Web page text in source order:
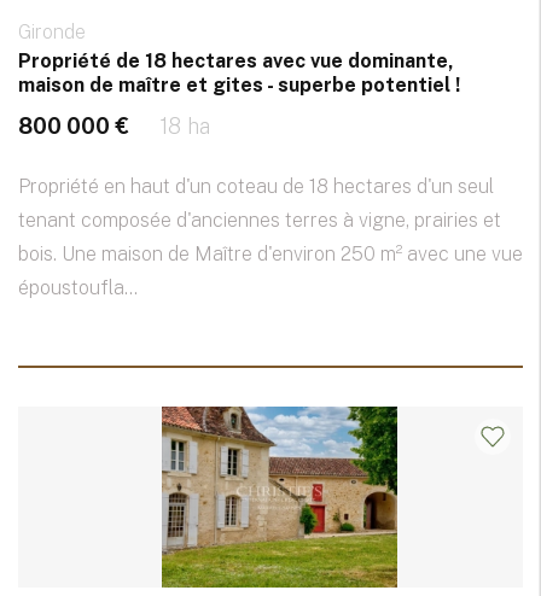
Gironde
Propriété de 18 hectares avec vue dominante,
maison de maître et gites - superbe potentiel !
800 000 € 18 ha
Propriété en haut d'un coteau de 18 hectares d'un seul
tenant composée d'anciennes terres à vigne, prairies et
bois. Une maison de Maître d'environ 250 m² avec une vue
époustoufla...